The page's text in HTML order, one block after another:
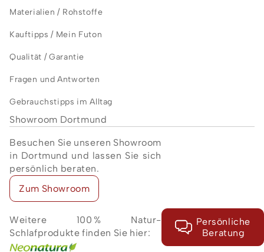
Persönliche
Beratung
Materialien / Rohstoffe
Kauftipps / Mein Futon
Qualität / Garantie
Fragen und Antworten
Gebrauchstipps im Alltag
Showroom Dortmund
Besuchen Sie unseren Showroom
in Dortmund und lassen Sie sich
persönlich beraten.
Zum Showroom
Weitere 100 % Natur-
Schlafprodukte finden Sie hier: